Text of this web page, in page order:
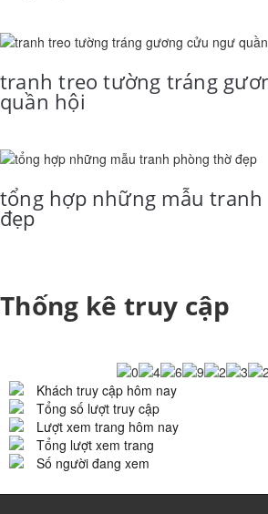
tranh treo tường tráng
quần hội
tổng hợp những mẫu
đẹp
Thống kê truy cập
Khách truy cập hôm nay
Tổng số lượt truy cập
Lượt xem trang hôm nay
Tổng lượt xem trang
Số người đang xem